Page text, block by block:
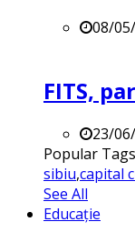
08/
FITS,
23/
Popular
sibiu,capital
See All
Educație